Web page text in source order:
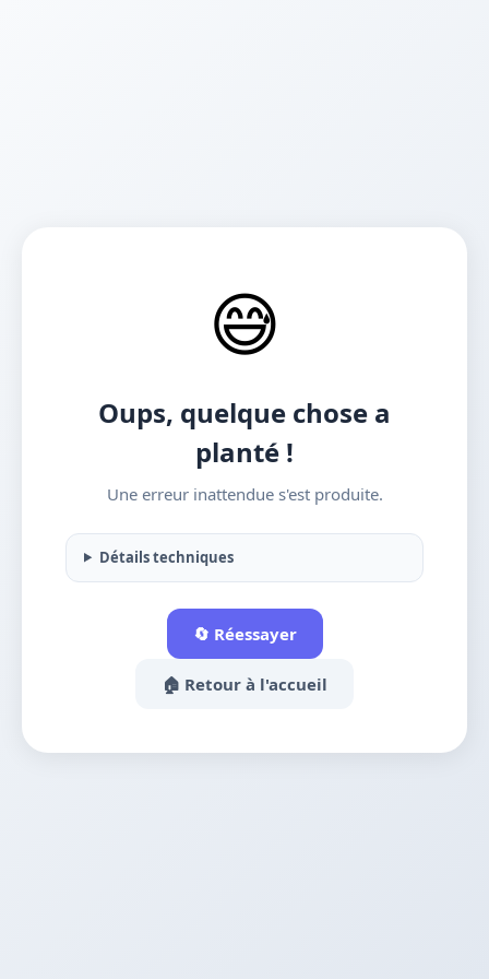
😅
Oups, quelque chose a
planté !
Une erreur inattendue s'est produite.
Détails techniques
🔄 Réessayer
🏠 Retour à l'accueil